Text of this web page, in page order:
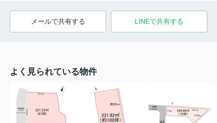
メールで共有する LINEで共有する
よく見られている物件